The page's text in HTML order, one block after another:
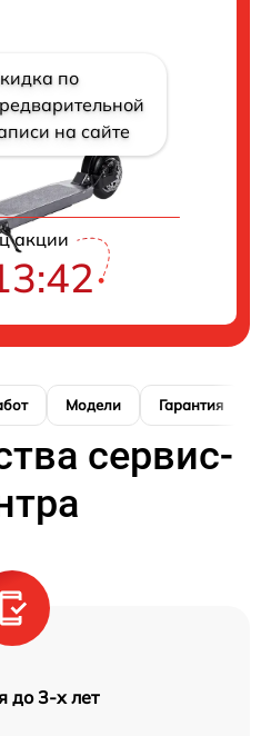
по
на сайте
акции
Модели Гарантия
сервис-
до 3-х лет